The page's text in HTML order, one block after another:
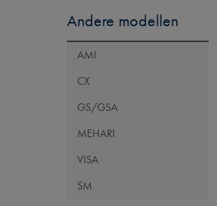
Andere modellen
AMI
CX
GS/GSA
MEHARI
VISA
SM